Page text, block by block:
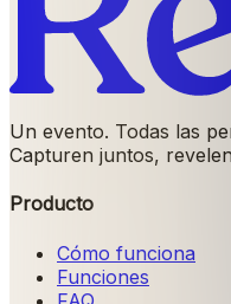
Un evento. Todas las
Capturen juntos,
Producto
Cómo funciona
Funciones